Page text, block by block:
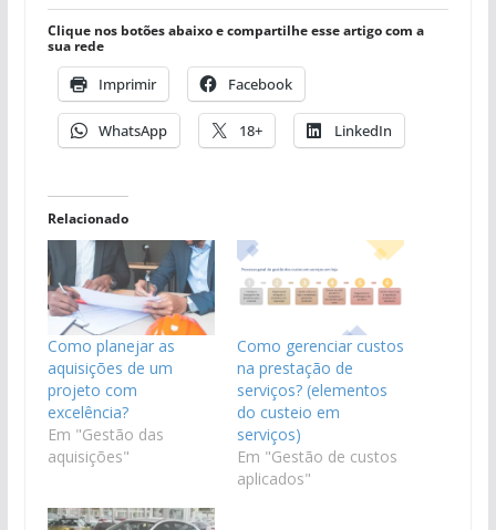
Clique nos botões abaixo e compartilhe esse artigo com a
sua rede
Imprimir Facebook
WhatsApp 18+ LinkedIn
Relacionado
Como planejar as
aquisições de um
projeto com
excelência?
Em "Gestão das
aquisições"
Como gerenciar custos
na prestação de
serviços? (elementos
do custeio em
serviços)
Em "Gestão de custos
aplicados"